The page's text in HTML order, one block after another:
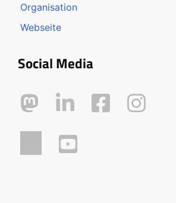
Organisation
Webseite
Social Media